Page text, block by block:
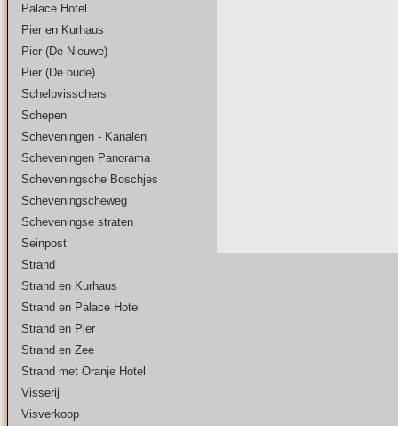
Palace Hotel
Pier en Kurhaus
Pier (De Nieuwe)
Pier (De oude)
Schelpvisschers
Schepen
Scheveningen - Kanalen
Scheveningen Panorama
Scheveningsche Boschjes
Scheveningscheweg
Scheveningse straten
Seinpost
Strand
Strand en Kurhaus
Strand en Palace Hotel
Strand en Pier
Strand en Zee
Strand met Oranje Hotel
Visserij
Visverkoop